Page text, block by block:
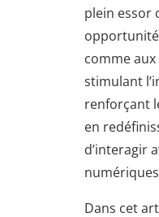
plein essor
comme
stimulant
renforçant
en
d’interagir
Dans cet